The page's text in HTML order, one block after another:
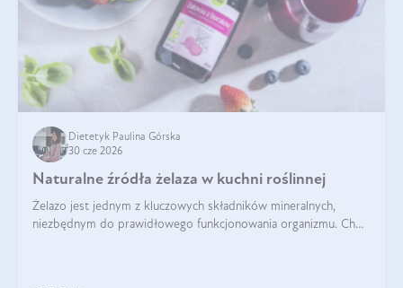
Dietetyk Paulina Górska
30 cze 2026
Naturalne źródła żelaza w kuchni roślinnej
Żelazo jest jednym z kluczowych składników mineralnych,
niezbędnym do prawidłowego funkcjonowania organizmu. Choć